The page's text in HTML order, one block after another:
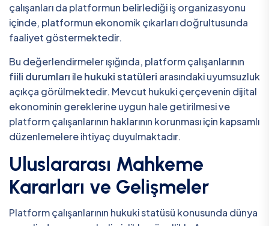
çalışanları da platformun belirlediği iş organizasyonu
içinde, platformun ekonomik çıkarları doğrultusunda
faaliyet göstermektedir.
Bu değerlendirmeler ışığında, platform çalışanlarının
fiili durumları ilehukuki statüleri arasındaki uyumsuzluk
açıkça görülmektedir. Mevcut hukuki çerçevenin dijital
ekonominin gereklerine uygun hale getirilmesi ve
platform çalışanlarının haklarının korunması için kapsamlı
düzenlemelere ihtiyaç duyulmaktadır.
Uluslararası Mahkeme
Kararları ve Gelişmeler
Platform çalışanlarının hukuki statüsü konusunda dünya